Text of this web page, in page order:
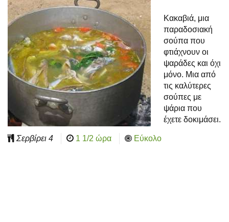
Κακαβιά, μια
παραδοσιακή
σούπα που
φτιάχνουν οι
ψαράδες και όχι
μόνο. Μια από
τις καλύτερες
σούπες με
ψάρια που
έχετε δοκιμάσει.
Σερβίρει 4 1 1/2 ώρα Εύκολο